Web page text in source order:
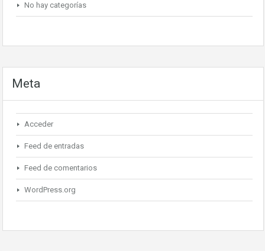
No hay categorías
Meta
Acceder
Feed de entradas
Feed de comentarios
WordPress.org